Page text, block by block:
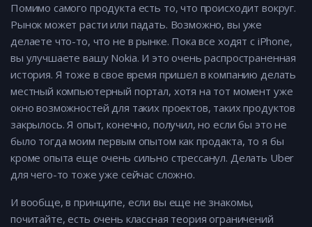
Помимо самого продукта есть то, что происходит вокруг.
Рынок может расти или падать. Возможно, вы уже
делаете что-то, что не в рынке. Пока все ходят с iPhone,
вы улучшаете вашу Nokia. И это очень распространенная
история. Я тоже в свое время пришел в компанию делать
местный компьютерный портал, хотя на тот момент уже
окно возможностей для таких проектов, таких продуктов
закрылось. Я опыт, конечно, получил, но если бы это не
было тогда моим первым опытом как продакта, то я бы
кроме опыта еще очень сильно стрессанул. Делать Uber
для чего-то тоже уже сейчас сложно.
И вообще, в принципе, если вы еще не знакомы,
почитайте, есть очень классная теория ограничений